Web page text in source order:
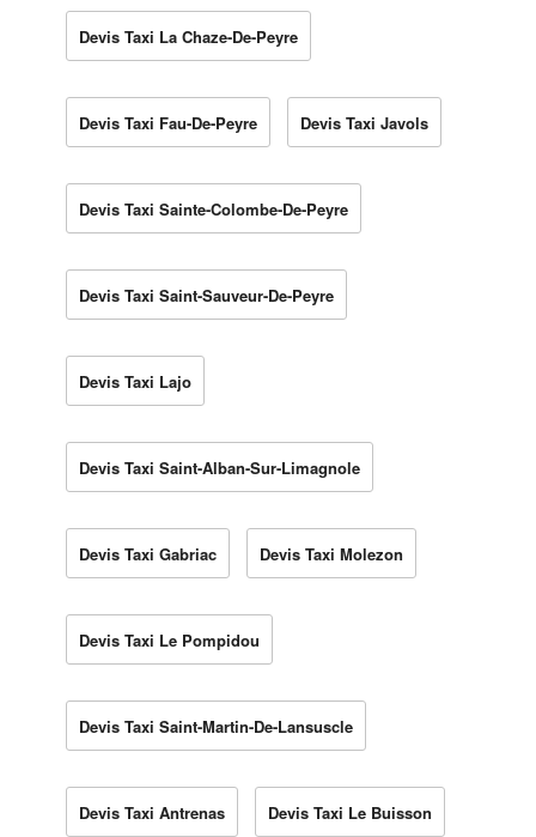
Devis Taxi La Chaze-De-Peyre
Devis Taxi Fau-De-Peyre Devis Taxi Javols
Devis Taxi Sainte-Colombe-De-Peyre
Devis Taxi Saint-Sauveur-De-Peyre
Devis Taxi Lajo
Devis Taxi Saint-Alban-Sur-Limagnole
Devis Taxi Gabriac Devis Taxi Molezon
Devis Taxi Le Pompidou
Devis Taxi Saint-Martin-De-Lansuscle
Devis Taxi Antrenas Devis Taxi Le Buisson